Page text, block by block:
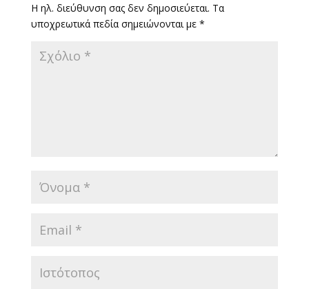
Η ηλ. διεύθυνση σας δεν δημοσιεύεται. Τα
υποχρεωτικά πεδία σημειώνονται με *